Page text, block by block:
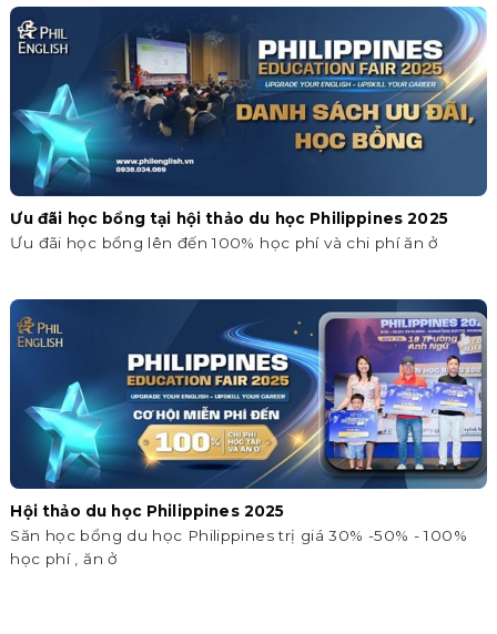
Ưu đãi học bổng tại hội thảo du học Philippines 2025
Ưu đãi học bổng lên đến 100% học phí và chi phí ăn ở
Hội thảo du học Philippines 2025
Săn học bổng du học Philippines trị giá 30% -50% - 100%
học phí , ăn ở